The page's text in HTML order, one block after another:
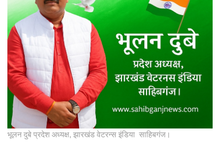
भूलन दुबे प्रदेश अध्यक्ष, झारखंड वेटरन्स इंडिया साहिबगंज।